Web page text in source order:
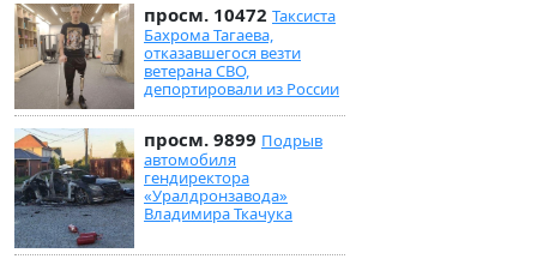
просм. 10472 Таксиста
Бахрома Тагаева,
отказавшегося везти
ветерана СВО,
депортировали из России
просм. 9899 Подрыв
автомобиля
гендиректора
«Уралдронзавода»
Владимира Ткачука